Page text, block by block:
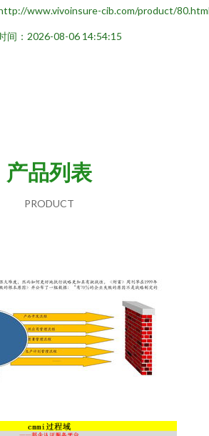
www.vivoinsure-cib.com/product/
间：2026-08-06 14:54:15
产品列表
PRODUCT